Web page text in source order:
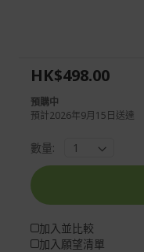
images
gallery
the
images
gallery
HK$498.00
預購中
預計2026年9月15日送達
數量:
加入並比較
加入願望清單